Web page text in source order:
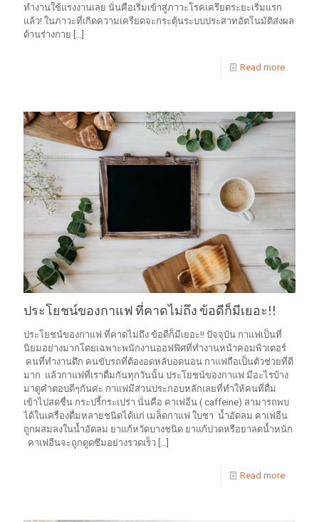
ทำงานใช้แรงงานเลย นั่นคือเริ่มเข้าสู่ภาวะโรคเครียดระยะเริ่มแรก
แล้ว! ในภาวะที่เกิดความเครียดจะกระตุ้นระบบประสาทอัตโนมัติส่งผล
ด้านร่างกาย
Read more
ประโยชน์ของกาแฟ ที่คาดไม่ถึง ข้อดีก็มีเยอะ!!
ประโยชน์ของกาแฟ ที่คาดไม่ถึง ข้อดีก็มีเยอะ!! ปัจจุบัน กาแฟเป็นที่
นิยมอย่างมากโดยเฉพาะพนักงานออฟฟิศที่ทำงานหน้าคอมพิวเตอร์
คนที่ทำงานดึก คนขับรถที่ต้องอดหลับอดนอน กาแฟถือเป็นตัวช่วยที่ดี
มาก แล้วกาแฟที่เราดื่มกันทุกวันนั้น ประโยชน์ของกาแฟ มีอะไรบ้าง
มาดูคำตอบดีๆกันค่ะ กาแฟมีส่วนประกอบหลักเลยที่ทำให้คนที่ดื่ม
เข้าไปสดชื่น กระปรี้กระเปร่า นั่นคือ คาเฟอีน ( caffeine) สามารถพบ
ได้ในเครื่องดื่มหลายชนิดได้แก่ เมล็ดกาแฟ ใบชา น้ำอัดลม คาเฟอีน
ถูกผสมลงในน้ำอัดลม ยาแก้หวัดบางชนิด ยาแก้ปวดหรือยาลดน้ำหนัก
คาเฟอีนจะถูกดูดซึมอย่างรวดเร็ว
Read more